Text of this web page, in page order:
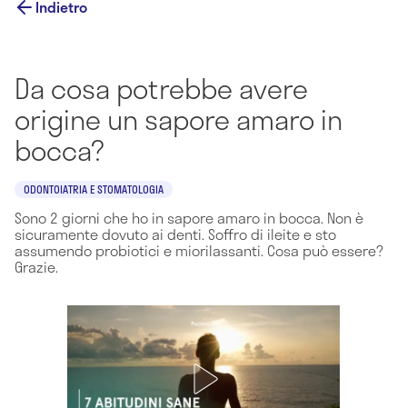
Indietro
Da cosa potrebbe avere
origine un sapore amaro in
bocca?
ODONTOIATRIA E STOMATOLOGIA
Sono 2 giorni che ho in sapore amaro in bocca. Non è
sicuramente dovuto ai denti. Soffro di ileite e sto
assumendo probiotici e miorilassanti. Cosa può essere?
Grazie.